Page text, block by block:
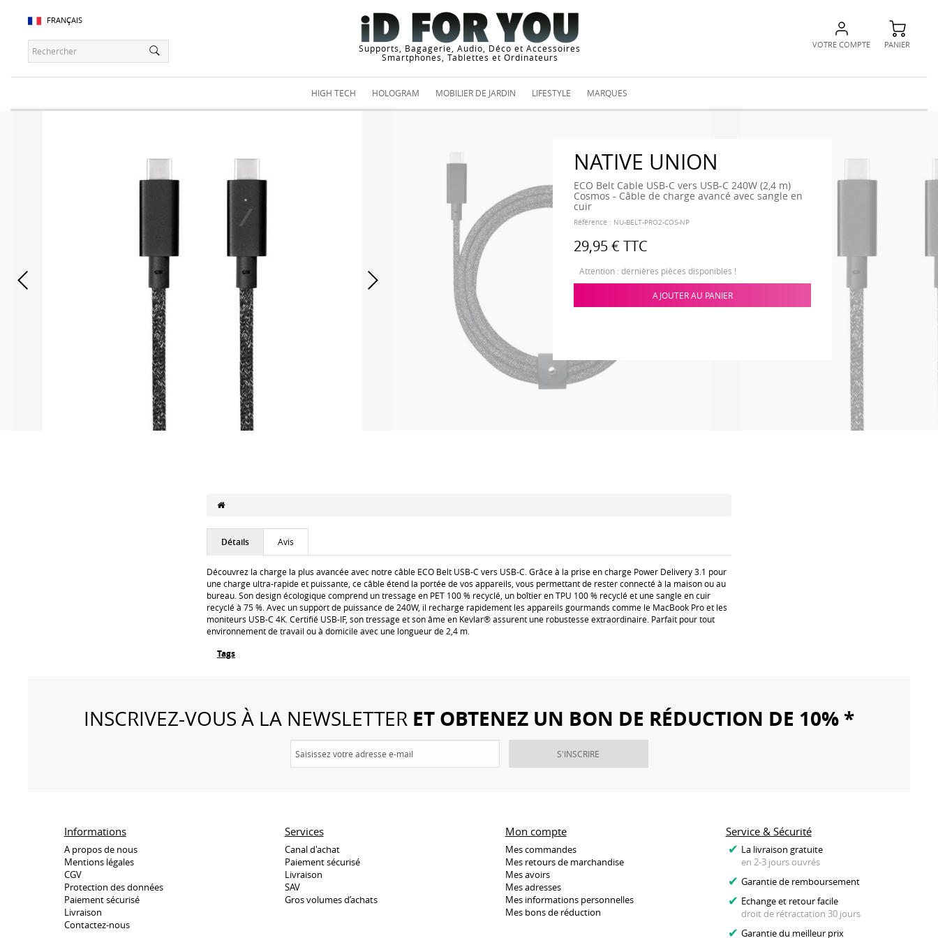
FRANÇAIS
Supports, Bagagerie, Audio, Déco et Accessoires
Smartphones, Tablettes et Ordinateurs
VOTRE COMPTE PANIER
HIGH TECH HOLOGRAM MOBILIER DE JARDIN LIFESTYLE MARQUES
NATIVE UNION
ECO Belt Cable USB-C vers USB-C 240W (2,4 m)
Cosmos - Câble de charge avancé avec sangle en
cuir
Référence : NU-BELT-PRO2-COS-NP
29,95 € TTC
Attention : dernières pièces disponibles !
AJOUTER AU PANIER
Détails Avis
Découvrez la charge la plus avancée avec notre câble ECO Belt USB-C vers USB-C. Grâce à la prise en charge Power Delivery 3.1 pour
une charge ultra-rapide et puissante, ce câble étend la portée de vos appareils, vous permettant de rester connecté à la maison ou au
bureau. Son design écologique comprend un tressage en PET 100 % recyclé, un boîtier en TPU 100 % recyclé et une sangle en cuir
recyclé à 75 %. Avec un support de puissance de 240W, il recharge rapidement les appareils gourmands comme le MacBook Pro et les
moniteurs USB-C 4K. Certifié USB-IF, son tressage et son âme en Kevlar® assurent une robustesse extraordinaire. Parfait pour tout
environnement de travail ou à domicile avec une longueur de 2,4 m.
Tags
INSCRIVEZ-VOUS À LA NEWSLETTER ET OBTENEZ UN BON DE RÉDUCTION DE 10% *
S'INSCRIRE
Informations
A propos de nous
Mentions légales
CGV
Protection des données
Paiement sécurisé
Livraison
Contactez-nous
Services
Canal d'achat
Paiement sécurisé
Livraison
SAV
Gros volumes d’achats
Service & Sécurité
La livraison gratuite
en 2-3 jours ouvrés
Garantie de remboursement
Echange et retour facile
droit de rétractation 30 jours
Garantie du meilleur prix
Mon compte
Mes commandes
Mes retours de marchandise
Mes avoirs
Mes adresses
Mes informations personnelles
Mes bons de réduction